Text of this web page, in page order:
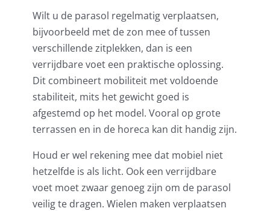
Wilt u de parasol regelmatig verplaatsen,
bijvoorbeeld met de zon mee of tussen
verschillende zitplekken, dan is een
verrijdbare voet een praktische oplossing.
Dit combineert mobiliteit met voldoende
stabiliteit, mits het gewicht goed is
afgestemd op het model. Vooral op grote
terrassen en in de horeca kan dit handig zijn.
Houd er wel rekening mee dat mobiel niet
hetzelfde is als licht. Ook een verrijdbare
voet moet zwaar genoeg zijn om de parasol
veilig te dragen. Wielen maken verplaatsen